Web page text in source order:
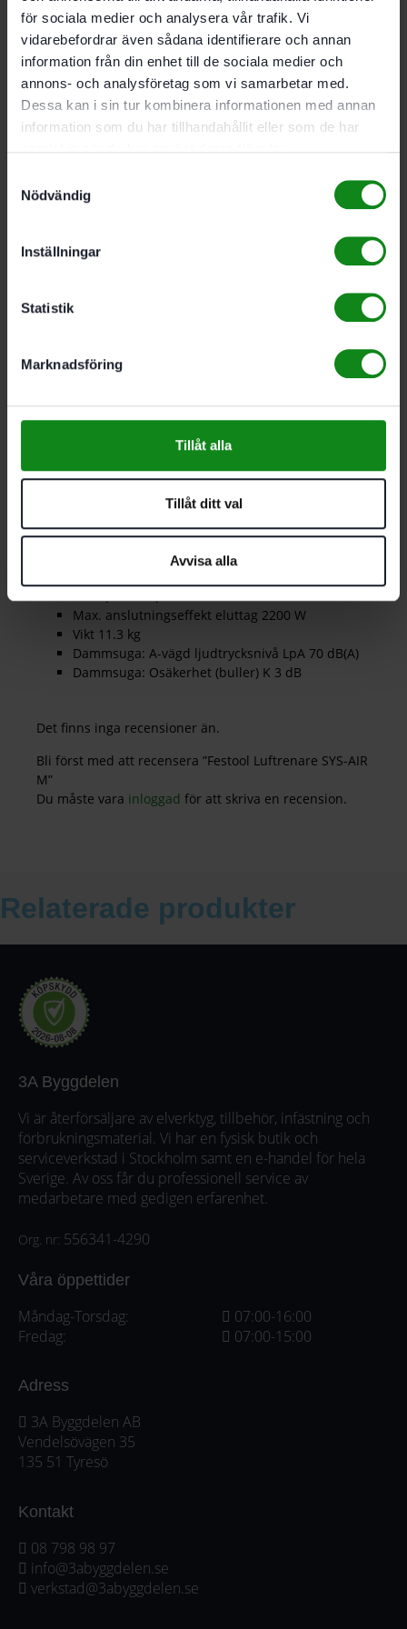
för sociala medier och analysera vår trafik. Vi
vidarebefordrar även sådana identifierare och annan
information från din enhet till de sociala medier och
annons- och analysföretag som vi samarbetar med.
Dessa kan i sin tur kombinera informationen med annan
information som du har tillhandahållit eller som de har
Nödvändig
Inställningar
Statistik
Marknadsföring
Tillåt alla
Tillåt ditt val
Avvisa alla
eller elverktyg
Håller rent: speciellt utvecklat huvudfilter i
TripleV-form med extra stor filteryta som inte
sätts igen så snabbt och håller längre. I
dammklass M och H
Tekniska data
Filteryta förfilter 8 600 cm³
Mått (l x b x h) 396 x 296 x 437 mm
Produktvikt utan tillbehör 9,9 kg
Leveransomfattning
förfilter VF-SYS-AIR
huvudfilter HF-SYS-AIR M
Effekt 350 – 1200 W
Ma. volymström 3700 l/min
Filteryta 3369 cm²
Nätanslutningskabel, gummiisolerad 7.5 m
Mått (l x b x h) 470 x 320 x 495 mm
Max. anslutningseffekt eluttag 2200 W
Vikt 11.3 kg
Dammsuga: A-vägd ljudtrycksnivå LpA 70 dB(A)
Dammsuga: Osäkerhet (buller) K 3 dB
Det finns inga recensioner än.
Bli först med att recensera ”Festool Luftrenare SYS-AIR
M”
Du måste vara inloggad för att skriva en recension.
Relaterade produkter
3A Byggdelen
Vi är återförsäljare av elverktyg, tillbehör, infästning och
förbrukningsmaterial. Vi har en fysisk butik och
serviceverkstad i Stockholm samt en e-handel för hela
Sverige. Av oss får du professionell service av
medarbetare med gedigen erfarenhet.
Org. nr: 556341-4290
Våra öppettider
Måndag-Torsdag:
Fredag:
07:00-16:00
07:00-15:00
Adress
3A Byggdelen AB
Vendelsövägen 35
135 51 Tyresö
Kontakt
08 798 98 97
info@3abyggdelen.se
verkstad@3abyggdelen.se